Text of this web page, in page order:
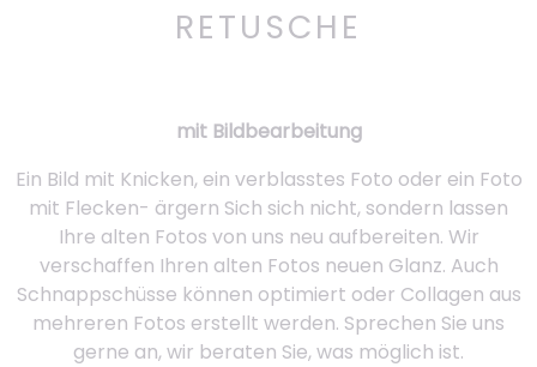
RETUSCHE
mit Bildbearbeitung
Ein Bild mit Knicken, ein verblasstes Foto oder ein Foto
mit Flecken- ärgern Sich sich nicht, sondern lassen
Ihre alten Fotos von uns neu aufbereiten. Wir
verschaffen Ihren alten Fotos neuen Glanz. Auch
Schnappschüsse können optimiert oder Collagen aus
mehreren Fotos erstellt werden. Sprechen Sie uns
gerne an, wir beraten Sie, was möglich ist.